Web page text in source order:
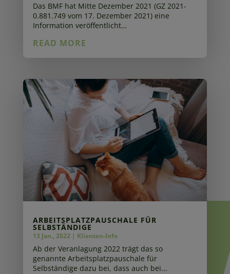
Das BMF hat Mitte Dezember 2021 (GZ 2021-
0.881.749 vom 17. Dezember 2021) eine
Information veröffentlicht…
READ MORE
ARBEITSPLATZPAUSCHALE FÜR
SELBSTÄNDIGE
13 Jan., 2022| Klienten-Info
Ab der Veranlagung 2022 trägt das so
genannte Arbeitsplatzpauschale für
Selbständige dazu bei, dass auch bei...